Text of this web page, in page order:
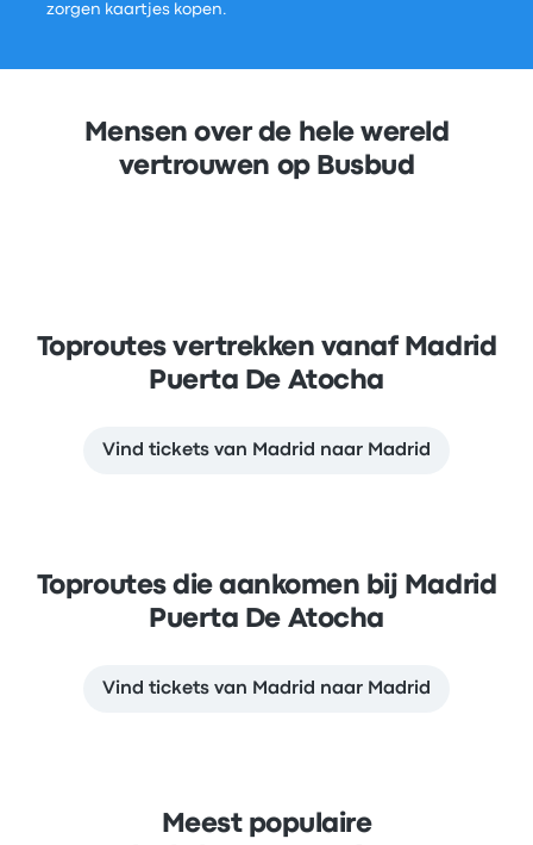
zorgen kaartjes kopen.
Mensen over de hele wereld
vertrouwen op Busbud
Toproutes vertrekken vanaf Madrid
Puerta De Atocha
Vind tickets van Madrid naar Madrid
Toproutes die aankomen bij Madrid
Puerta De Atocha
Vind tickets van Madrid naar Madrid
Meest populaire